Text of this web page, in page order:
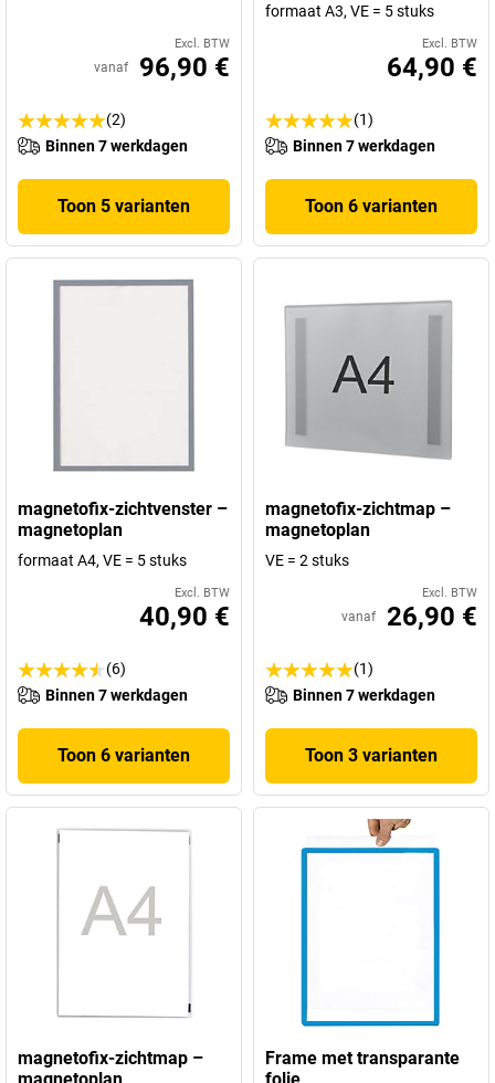
Excl. BTW
vanaf 96,90 €
(2)
Binnen 7 werkdagen
Toon 5 varianten
formaat A3, VE = 5 stuks
Excl. BTW
64,90 €
(1)
Binnen 7 werkdagen
Toon 6 varianten
magnetofix-zichtvenster –
magnetoplan
formaat A4, VE = 5 stuks
Excl. BTW
40,90 €
(6)
Binnen 7 werkdagen
Toon 6 varianten
magnetofix-zichtmap –
magnetoplan
VE = 2 stuks
Excl. BTW
vanaf 26,90 €
(1)
Binnen 7 werkdagen
Toon 3 varianten
magnetofix-zichtmap –
Frame met transparante